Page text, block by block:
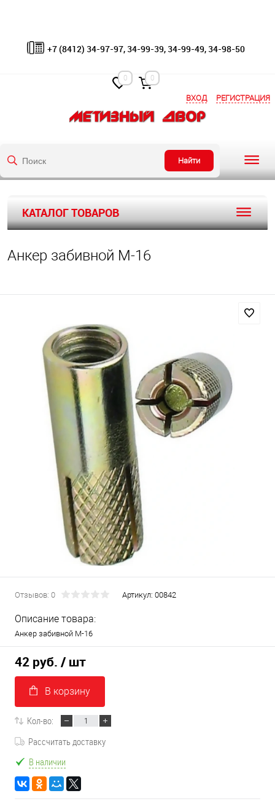
ВХОД РЕГИСТРАЦИЯ
Найти
+7 (8412) 34-97-97, 34-99-39, 34-99-49, 34-98-50
0 0
КАТАЛОГ ТОВАРОВ
Анкер забивной М-16
Отзывов: 0 Артикул: 00842
Описание товара:
Анкер забивной М-16
42 руб. / шт
В корзину
Кол-во:
Рассчитать доставку
В наличии